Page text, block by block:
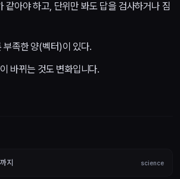
같아야 하고, 단위만 봐도 답을 검사하거나 짐
부족한 양(벡터)이 있다.
바뀌는 것도 변화입니다.
지 science